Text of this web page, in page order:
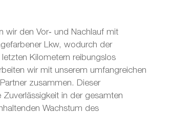
wir den Vor‑ und Nachlauf mit
Lkw, wodurch der
letzten Kilometern reibungslos
wir mit unserem umfangreichen
zusammen. Dieser
Zuverlässigkeit in der gesamten
Wachstum des